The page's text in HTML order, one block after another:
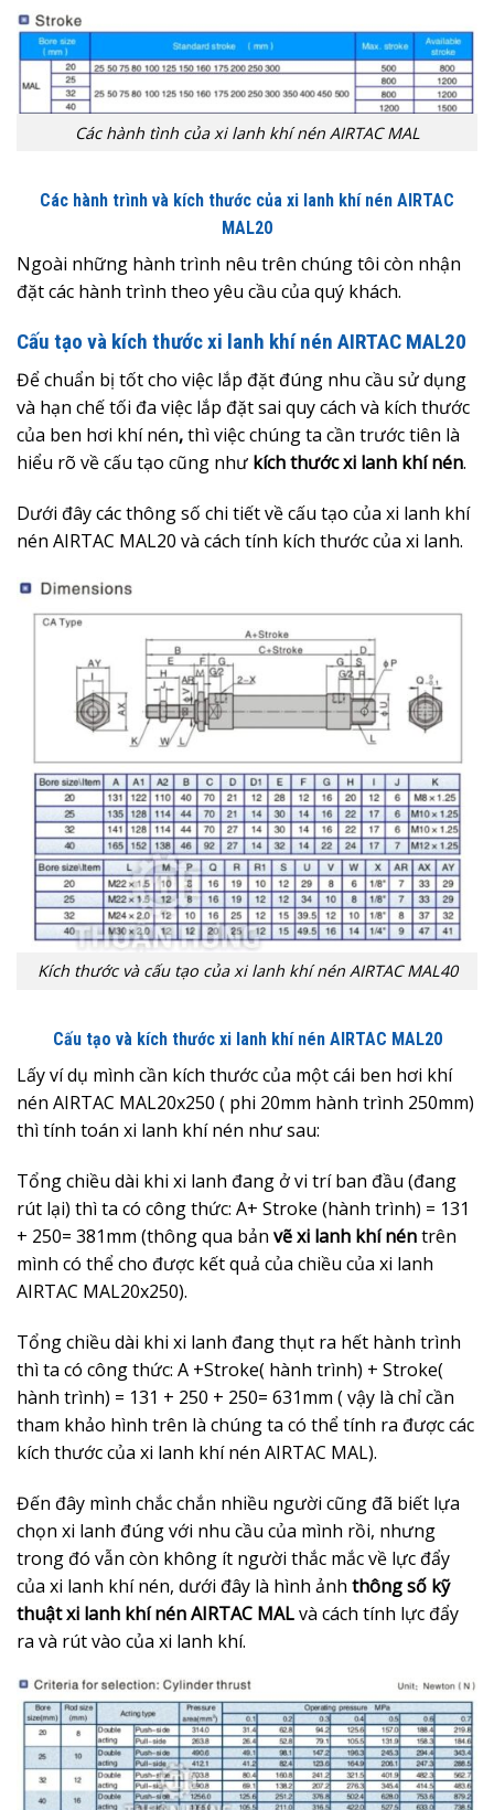
Các hành tình của xi lanh khí nén AIRTAC MAL
Các hành trình và kích thước của xi lanh khí nén AIRTAC
MAL20
Ngoài những hành trình nêu trên chúng tôi còn nhận
đặt các hành trình theo yêu cầu của quý khách.
Cấu tạo và kích thước xi lanh khí nén AIRTAC MAL20
Để chuẩn bị tốt cho việc lắp đặt đúng nhu cầu sử dụng
và hạn chế tối đa việc lắp đặt sai quy cách và kích thước
của ben hơi khí nén,thì việc chúng ta cần trước tiên là
hiểu rõ về cấu tạo cũng như kích thước xi lanh khí nén.
Dưới đây các thông số chi tiết về cấu tạo của xi lanh khí
nén AIRTAC MAL20 và cách tính kích thước của xi lanh.
Kích thước và cấu tạo của xi lanh khí nén AIRTAC MAL40
Cấu tạo và kích thước xi lanh khí nén AIRTAC MAL20
Lấy ví dụ mình cần kích thước của một cái ben hơi khí
nén AIRTAC MAL20x250 ( phi 20mm hành trình 250mm)
thì tính toán xi lanh khí nén như sau:
Tổng chiều dài khi xi lanh đang ở vi trí ban đầu (đang
rút lại) thì ta có công thức: A+ Stroke (hành trình) = 131
+ 250= 381mm (thông qua bản vẽ xi lanh khí néntrên
mình có thể cho được kết quả của chiều của xi lanh
AIRTAC MAL20x250).
Tổng chiều dài khi xi lanh đang thụt ra hết hành trình
thì ta có công thức: A +Stroke( hành trình) + Stroke(
hành trình) = 131 + 250 + 250= 631mm ( vậy là chỉ cần
tham khảo hình trên là chúng ta có thể tính ra được các
kích thước của xi lanh khí nén AIRTAC MAL).
Đến đây mình chắc chắn nhiều người cũng đã biết lựa
chọn xi lanh đúng với nhu cầu của mình rồi, nhưng
trong đó vẫn còn không ít người thắc mắc về lực đẩy
của xi lanh khí nén, dưới đây là hình ảnh thông số kỹ
thuật xi lanh khí nén AIRTAC MALvà cách tính lực đẩy
ra và rút vào của xi lanh khí.